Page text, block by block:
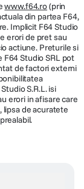
www.f64.ro(prin
din partea F64,
Implicit F64 Studio
erori de pret sau
actiune. Preturile si
Studio SRL pot
de factori externi
S.R.L. isi
erori in afisare care
de acuratete